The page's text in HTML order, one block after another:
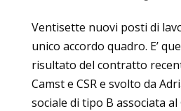
Ventisette nuovi posti di
unico accordo quadro. E’
risultato del contratto
Camst e CSR e svolto da
sociale di tipo B associata al